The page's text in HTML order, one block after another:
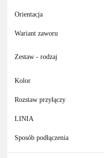
Orientacja
Wariant zaworu
Zestaw - rodzaj
Kolor
Rozstaw przyłączy
LINIA
Sposób podłączenia